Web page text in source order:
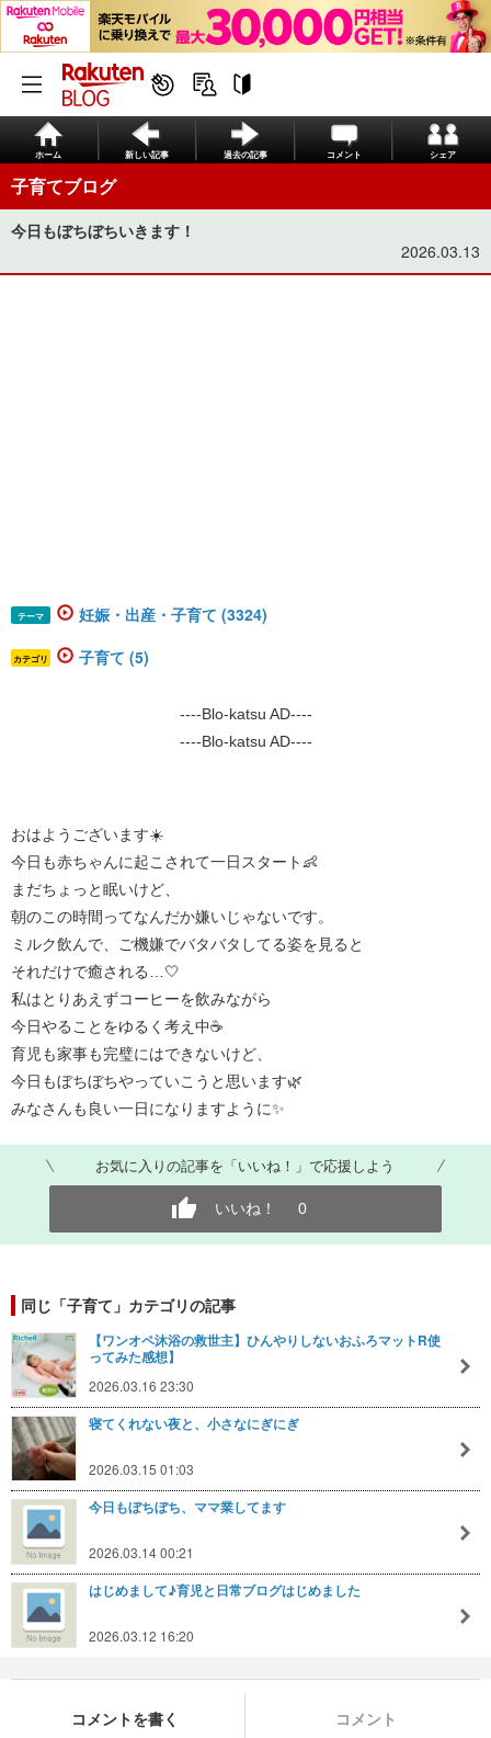
ホーム 新しい記事 過去の記事 コメント シェア
子育てブログ
今日もぼちぼちいきます！
2026.03.13
テーマ 妊娠・出産・子育て (3324)
カテゴリ 子育て (5)
----Blo-katsu AD----
----Blo-katsu AD----
おはようございます☀️
今日も赤ちゃんに起こされて一日スタート👶
まだちょっと眠いけど、
朝のこの時間ってなんだか嫌いじゃないです。
ミルク飲んで、ご機嫌でバタバタしてる姿を見ると
それだけで癒される…🤍
私はとりあえずコーヒーを飲みながら
今日やることをゆるく考え中☕
育児も家事も完璧にはできないけど、
今日もぼちぼちやっていこうと思います🌿
みなさんも良い一日になりますように✨
お気に入りの記事を「いいね！」で応援しよう
いいね！ 0
同じ「子育て」カテゴリの記事
【ワンオペ沐浴の救世主】ひんやりしないおふろマットR使
ってみた感想】
2026.03.16 23:30
寝てくれない夜と、小さなにぎにぎ
2026.03.15 01:03
今日もぼちぼち、ママ業してます
2026.03.14 00:21
はじめまして♪育児と日常ブログはじめました
2026.03.12 16:20
コメントを書く コメント